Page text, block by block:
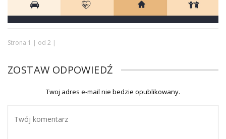
Strona 1 | od 2 |
ZOSTAW ODPOWIEDŹ
Twoj adres e-mail nie bedzie opublikowany.